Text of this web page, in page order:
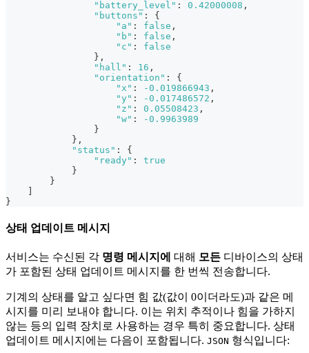
"battery_level" : 0.42000008 ,
"buttons" :
{
"a" : false ,
"b" : false ,
"c" :
false
} ,
"hall" : 16 ,
"orientation" :
{
"x" : -0.019866943 ,
"y" : -0.017486572 ,
"z" : 0.05508423 ,
"w" :
-0.9963989
}
} ,
"status" :
{
"ready" :
true
}
}
}
상태 업데이트 메시지
서비스는 수신된 각 명령 메시지에 대해 모든 디바이스의 상태
가 포함된 상태 업데이트 메시지를 한 번씩 전송합니다.
기계의 상태를 알고 싶다면 힘 값(값이 0이더라도)과 같은 메
시지를 미리 보내야 합니다. 이는 위치 추적이나 힘을 가하지
않는 등의 입력 장치로 사용하는 경우 특히 중요합니다. 상태
업데이트 메시지에는 다음이 포함됩니다. JSON 형식입니다: